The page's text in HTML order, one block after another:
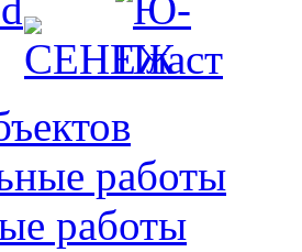
работы
работы